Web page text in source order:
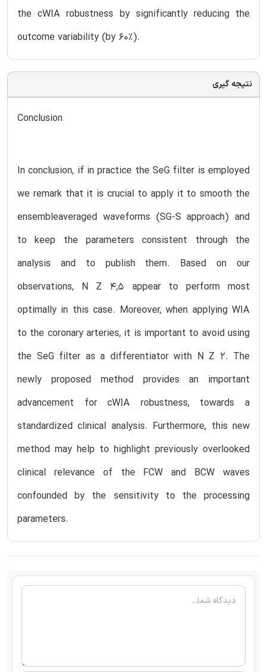
the cWIA robustness by significantly reducing the
outcome variability (by 60%).
نتیجه گیری
Conclusion
In conclusion, if in practice the SeG filter is employed
we remark that it is crucial to apply it to smooth the
ensembleaveraged waveforms (SG-S approach) and
to keep the parameters consistent through the
analysis and to publish them. Based on our
observations, N Z 4,5 appear to perform most
optimally in this case. Moreover, when applying WIA
to the coronary arteries, it is important to avoid using
the SeG filter as a differentiator with N Z 2. The
newly proposed method provides an important
advancement for cWIA robustness, towards a
standardized clinical analysis. Furthermore, this new
method may help to highlight previously overlooked
clinical relevance of the FCW and BCW waves
confounded by the sensitivity to the processing
parameters.